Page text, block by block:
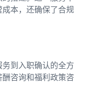
本，还确保了合规
到入职确认的全方
咨询和福利政策咨